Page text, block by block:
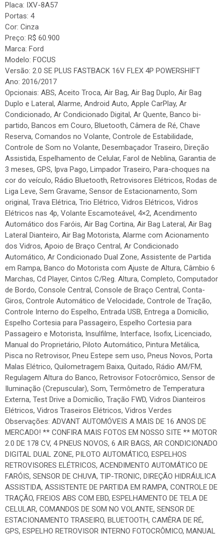
Placa: IXV-8A57
Portas: 4
Cor: Cinza
Preço: R$ 60.900
Marca: Ford
Modelo: FOCUS
Versão: 2.0 SE PLUS FASTBACK 16V FLEX 4P POWERSHIFT
Ano: 2016/2017
Opcionais: ABS, Aceito Troca, Air Bag, Air Bag Duplo, Air Bag
Duplo e Lateral, Alarme, Android Auto, Apple CarPlay, Ar
Condicionado, Ar Condicionado Digital, Ar Quente, Banco bi-
partido, Bancos em Couro, Bluetooth, Câmera de Ré, Chave
Reserva, Comandos no Volante, Controle de Estabilidade,
Controle de Som no Volante, Desembaçador Traseiro, Direção
Assistida, Espelhamento de Celular, Farol de Neblina, Garantia de
3 meses, GPS, Ipva Pago, Limpador Traseiro, Para-choques na
cor do veículo, Rádio Bluetooth, Retrovisores Elétricos, Rodas de
Liga Leve, Sem Gravame, Sensor de Estacionamento, Som
original, Trava Elétrica, Trio Elétrico, Vidros Elétricos, Vidros
Elétricos nas 4p, Volante Escamoteável, 4×2, Acendimento
Automático dos Faróis, Air Bag Cortina, Air Bag Lateral, Air Bag
Lateral Dianteiro, Air Bag Motorista, Alarme com Acionamento
dos Vidros, Apoio de Braço Central, Ar Condicionado
Automático, Ar Condicionado Dual Zone, Assistente de Partida
em Rampa, Banco do Motorista com Ajuste de Altura, Câmbio 6
Marchas, Cd Player, Cintos C/Reg. Altura, Completo, Computador
de Bordo, Console Central, Console de Braço Central, Conta-
Giros, Controle Automático de Velocidade, Controle de Tração,
Controle Interno do Espelho, Entrada USB, Entrega a Domicílio,
Espelho Cortesia para Passageiro, Espelho Cortesia para
Passageiro e Motorista, Insulfilme, Interface, Isofix, Licenciado,
Manual do Proprietário, Piloto Automático, Pintura Metálica,
Pisca no Retrovisor, Pneu Estepe sem uso, Pneus Novos, Porta
Malas Elétrico, Quilometragem Baixa, Quitado, Rádio AM/FM,
Regulagem Altura do Banco, Retrovisor Fotocrômico, Sensor de
Iluminação (Crepuscular), Som, Termômetro de Temperatura
Externa, Test Drive a Domicílio, Tração FWD, Vidros Dianteiros
Elétricos, Vidros Traseiros Elétricos, Vidros Verdes
Observações: ADVANT AUTOMÓVEIS A MAIS DE 16 ANOS DE
MERCADO! ** CONFIRA MAIS FOTOS EM NOSSO SITE ** MOTOR
2.0 DE 178 CV, 4 PNEUS NOVOS, 6 AIR BAGS, AR CONDICIONADO
DIGITAL DUAL ZONE, PILOTO AUTOMÁTICO, ESPELHOS
RETROVISORES ELÉTRICOS, ACENDIMENTO AUTOMÁTICO DE
FARÓIS, SENSOR DE CHUVA, TIP-TRONIC, DIREÇÃO HIDRÁULICA
ASSISTIDA, ASSISTENTE DE PARTIDA EM RAMPA, CONTROLE DE
TRAÇÃO, FREIOS ABS COM EBD, ESPELHAMENTO DE TELA DE
CELULAR, COMANDOS DE SOM NO VOLANTE, SENSOR DE
ESTACIONAMENTO TRASEIRO, BLUETOOTH, CAMÊRA DE RÉ,
GPS, ESPELHO RETROVISOR INTERNO FOTOCRÔMICO, MANUAL